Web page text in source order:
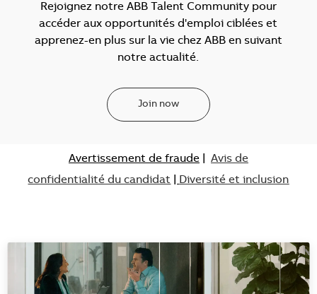
Rejoignez notre ABB Talent Community pour
accéder aux opportunités d'emploi ciblées et
apprenez-en plus sur la vie chez ABB en suivant
notre actualité.
Join now
Avertissement de fraude| Avis de
confidentialité du candidat
Diversité et inclusion